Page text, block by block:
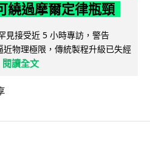
繞過摩爾定律瓶頸
見接受近 5 小時專訪，警告
物理極限，傳統製程升級已失經
閱讀全文